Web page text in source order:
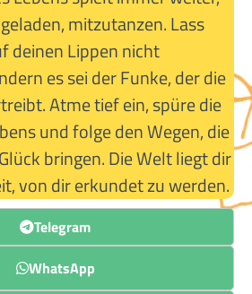
mitzutanzen. Lass
deinen Lippen nicht
es sei der Funke, der die
Atme tief ein, spüre die
und folge den Wegen, die
bringen. Die Welt liegt dir
von dir erkundet zu werden.
Telegram
WhatsApp